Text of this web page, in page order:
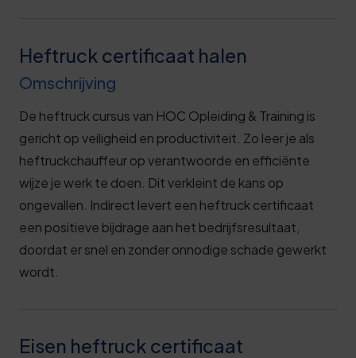
Heftruck certificaat halen
Omschrijving
De heftruck cursus van HOC Opleiding & Training is
gericht op veiligheid en productiviteit. Zo leer je als
heftruckchauffeur op verantwoorde en efficiënte
wijze je werk te doen. Dit verkleint de kans op
ongevallen. Indirect levert een heftruck certificaat
een positieve bijdrage aan het bedrijfsresultaat,
doordat er snel en zonder onnodige schade gewerkt
wordt.
Eisen heftruck certificaat